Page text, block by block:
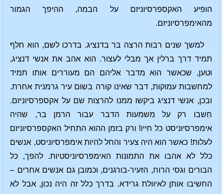
הופיע האקספרסיוניזם על הבמה, ההיפך הגמור
מהאימפרסיוניזם.
למשך שנים רבות הרצה בר בדנציג. בדרכו לשם, הוא חלף
תמיד דרך ברלין אך מבלי לעצור. הוא אהב את אנשי דנציג,
וטען, שכאשר הוא מדבר אליהם הם מעוררים אותו תמיד
למחשבות עמוקות, דבר שאינו קורה בשום עיר גרמנית אחרת.
ובכן, אנשי דנציג ביקשו ממנו להרצות שם על אקספרסיוניזם.
חִשבו רק על משמעות הדבר עבור הרמן בר, שהיה
אימפרסיוניסט כל חייו! ורק בזמן ההוא התחיל האקספרסיוניזם
לעלות! כאשר הוא היה צעיר והחל להיות אימפרסיוניסט, אנשים
כלל לא אהבו את התמונות האימפרסיוניסטיות. להפך, כל
הבורים וגסי הרוח, הזעיר-בורגנים, וכמובן גם אנשים אחרים –
החשיבו אותן לאיוולת גרידא. בדרך כלל זה היה נכון, אבל לא